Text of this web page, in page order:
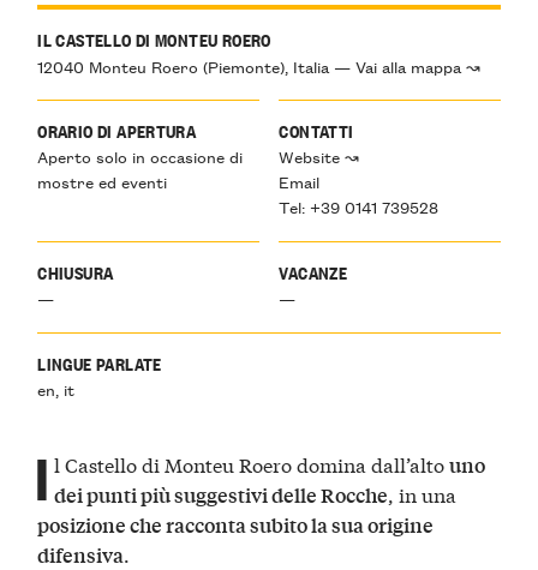
IL CASTELLO DI MONTEU ROERO
12040 Monteu Roero (Piemonte), Italia — Vai alla mappa ↝
ORARIO DI APERTURA
Aperto solo in occasione di
mostre ed eventi
CONTATTI
Website ↝
Email
Tel: +39 0141 739528
CHIUSURA
—
VACANZE
—
LINGUE PARLATE
en, it
I l Castello di Monteu Roero domina dall’altouno
dei punti più suggestivi delle Rocche , in una
posizione che racconta subito la sua origine
difensiva